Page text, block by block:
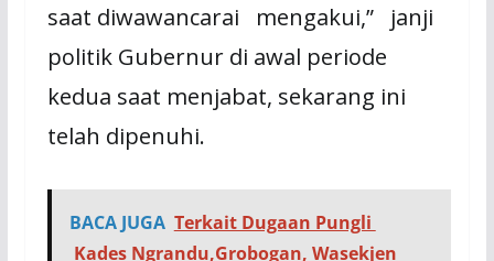
saat diwawancarai mengakui,” janji
politik Gubernur di awal periode
kedua saat menjabat, sekarang ini
telah dipenuhi.
BACA JUGA Terkait Dugaan Pungli
Kades Ngrandu,Grobogan, Wasekjen